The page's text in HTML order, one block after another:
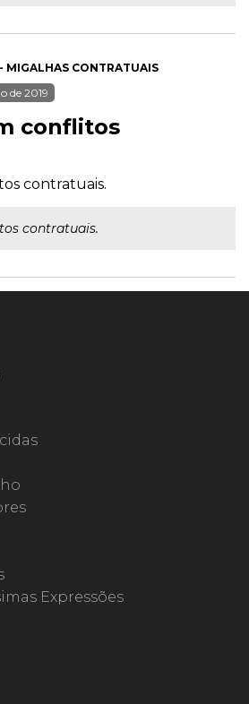
MIGALHAS CONTRATUAIS
de 2019
conflitos
contratuais.
contratuais.
Expressões